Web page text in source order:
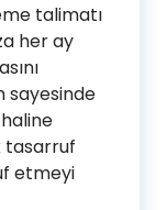
talimatı
her ay
sayesinde
tasarruf
etmeyi